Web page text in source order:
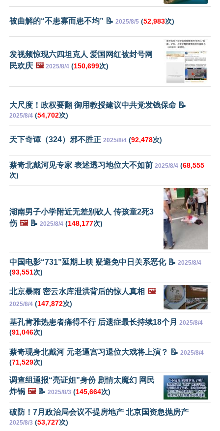
被曲解的“不患寡而患不均” 📝 2025/8/5 (52,983次)
发视频惊现六四坦克人 爱国网红被封号网
民欢庆 🖼️ 2025/8/4 (150,699次)
大尺度！政权要翻 御用教授建议中共党发钱保命 📝
2025/8/4 (54,702次)
天下奇谭（324）邪不胜正 2025/8/4 (92,478次)
蔡奇北戴河见专家 表述透习地位大不如前 2025/8/4 (68,555
次)
湖南男子小学附近无差别砍人 传孩童2死3
伤 🖼️📝 2025/8/4 (148,177次)
中国电影“731”延期上映 疑避免中日关系恶化 📝 2025/8/4
(93,551次)
北京暴雨 密云水库泄洪背后的惊人真相 🖼️
2025/8/4 (147,872次)
基孔肯雅热患者痛得不行 后遗症最长持续18个月 2025/8/4
(91,046次)
蔡奇现身北戴河 元老逼宫习退位大戏将上演？ 📝 2025/8/4
(71,529次)
调查组通报“亮证姐”身份 剧情太魔幻 网民
炸锅 🖼️📝 2025/8/3 (145,664次)
破防！7月政治局会议不提房地产 北京国资急抛房产
2025/8/3 (53,727次)